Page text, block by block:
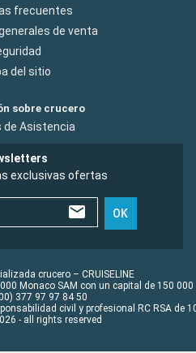
frecuentes
de venta
del sitio
sobre crucero
de Asistencia
exclusivas ofertas
OK
crucero – CRUISELINE
Monaco SAM con un capital de 150 000
377 97 97 84 50
civil y profesional RC RSA de
- all rights reserved